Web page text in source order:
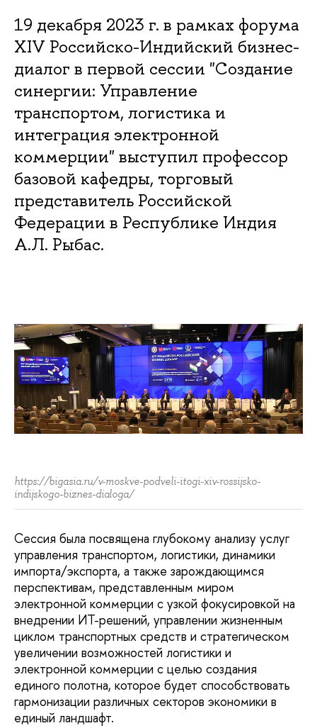
19 декабря 2023 г. в рамках форума
XIV Российско-Индийский бизнес-
диалог в первой сессии "Создание
синергии: Управление
транспортом, логистика и
интеграция электронной
коммерции" выступил профессор
базовой кафедры, торговый
представитель Российской
Федерации в Республике Индия
А.Л. Рыбас.
https://bigasia.ru/v-moskve-podveli-itogi-xiv-rossijsko-
indijskogo-biznes-dialoga/
Сессия была посвящена глубокому анализу услуг
управления транспортом, логистики, динамики
импорта/экспорта, а также зарождающимся
перспективам, представленным миром
электронной коммерции с узкой фокусировкой на
внедрении ИТ-решений, управлении жизненным
циклом транспортных средств и стратегическом
увеличении возможностей логистики и
электронной коммерции с целью создания
единого полотна, которое будет способствовать
гармонизации различных секторов экономики в
единый ландшафт.